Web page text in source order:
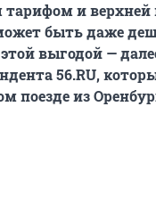
и верхней
быть даже
выгодой —
56.RU,
поезде из